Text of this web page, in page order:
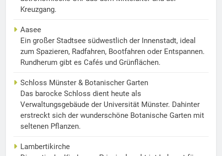
Kreuzgang.
Aasee
Ein großer Stadtsee südwestlich der Innenstadt, ideal
zum Spazieren, Radfahren, Bootfahren oder Entspannen.
Rundherum gibt es Cafés und Grünflächen.
Schloss Münster & Botanischer Garten
Das barocke Schloss dient heute als
Verwaltungsgebäude der Universität Münster. Dahinter
erstreckt sich der wunderschöne Botanische Garten mit
seltenen Pflanzen.
Lambertikirche